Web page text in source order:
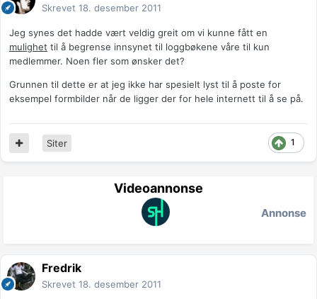
Skrevet 18. desember 2011
Jeg synes det hadde vært veldig greit om vi kunne fått en
mulighet til å begrense innsynet til loggbøkene våre til kun
medlemmer. Noen fler som ønsker det?
Grunnen til dette er at jeg ikke har spesielt lyst til å poste for
eksempel formbilder når de ligger der for hele internett til å se på.
1
Siter
Videoannonse
Annonse
Fredrik
Skrevet 18. desember 2011